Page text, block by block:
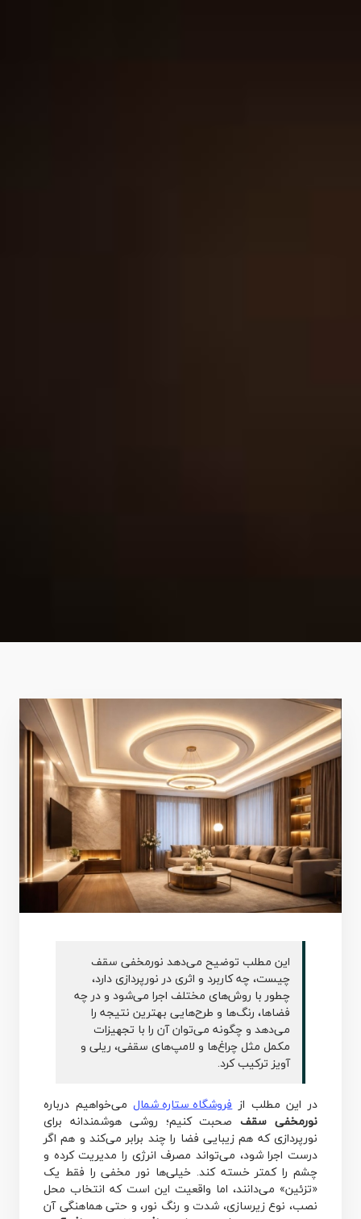
این مطلب توضیح می‌دهد نورمخفی سقف
چیست، چه کاربرد و اثری در نورپردازی دارد،
چطور با روش‌های مختلف اجرا می‌شود و در چه
فضاها، رنگ‌ها و طرح‌هایی بهترین نتیجه را
می‌دهد و چگونه می‌توان آن را با تجهیزات
مکمل مثل چراغ‌ها و لامپ‌های سقفی، ریلی و
آویز ترکیب کرد.
در این مطلب ازفروشگاه ستاره شمالمی‌خواهیم درباره
نورمخفی سقفصحبت کنیم؛ روشی هوشمندانه برای
نورپردازی که هم زیبایی فضا را چند برابر می‌کند و هم اگر
درست اجرا شود، می‌تواند مصرف انرژی را مدیریت کرده و
چشم را کمتر خسته کند. خیلی‌ها نور مخفی را فقط یک
«تزئین» می‌دانند، اما واقعیت این است که انتخاب محل
نصب، نوع زیرسازی، شدت و رنگ نور، و حتی هماهنگی آن